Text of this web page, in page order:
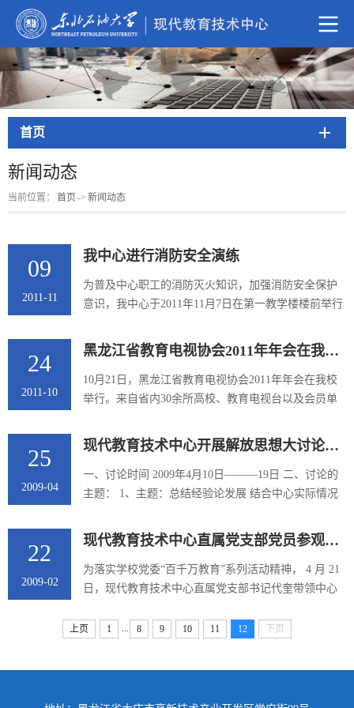
首页
新闻动态
当前位置： 首页 -> 新闻动态
09
2011-11
我中心进行消防安全演练
为普及中心职工的消防灭火知识，加强消防安全保护
意识，我中心于2011年11月7日在第一教学楼楼前举行
动在中心领导的带领下井然有序地进行。在消防演习
前，对灭火现场...
24
2011-10
黑龙江省教育电视协会2011年年会在我校举行
10月21日，黑龙江省教育电视协会2011年年会在我校
举行。来自省内30余所高校、教育电视台以及会员单
“ 保障信息系统安全，营造健康网络环境 ” 为主题，探
讨目前环...
25
2009-04
现代教育技术中心开展解放思想大讨论活动情况汇报
一、讨论时间 2009年4月10日―――19日 二、讨论的
主题： 1、主题：总结经验论发展 结合中心实际情况
统，认识到现代教育技术中心当前发展中面临的形势
和困难，进...
22
2009-02
现代教育技术中心直属党支部党员参观铁人纪念馆
为落实学校党委“百千万教育”系列活动精神， 4 月 21
日，现代教育技术中心直属党支部书记代奎带领中心
人精神的教育。 在铁人王进喜纪念馆，党员们通过对
上页 1 ... 8 9 10 11 12 下页